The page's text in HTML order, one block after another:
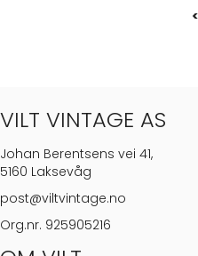
VILT VINTAGE AS
Johan Berentsens vei 41,
5160 Laksevåg
post@viltvintage.no
Org.nr. 925905216